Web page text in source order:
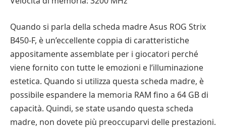
Quando si parla della scheda madre Asus ROG Strix
B450-F, è un’eccellente coppia di caratteristiche
appositamente assemblate per i giocatori perché
viene fornito con tutte le emozioni e l’illuminazione
estetica. Quando si utilizza questa scheda madre, è
possibile espandere la memoria RAM fino a 64 GB di
capacità. Quindi, se state usando questa scheda
madre, non dovete più preoccuparvi delle prestazioni.